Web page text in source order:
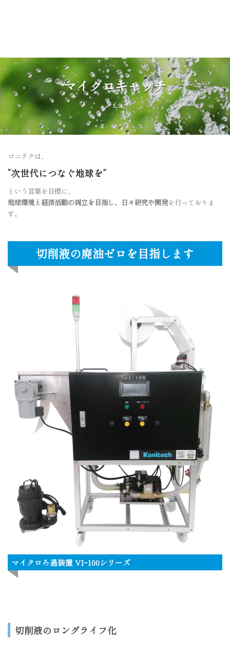
へ
ス
キ
ッ
プ
お知らせ 会社情報 コラム よくある質問
採用情報 お問い合わせ メルマガ
マイクロキャッチ
Micro catch
コニテクは、
”次世代につなぐ地球を”
という言葉を目標に、
地球環境と経済活動の両立を目指し、日々研究や開発を行っておりま
す。
切削液の廃油ゼロを目指します
マイクロろ過装置 VIｰ100シリーズ
切削液のロングライフ化